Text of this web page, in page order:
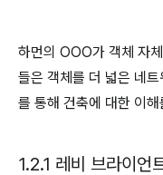
하먼의 OOO가 객체 자
들은 객체를 더 넓은 네
를 통해 건축에 대한 이
1.2.1 레비 브라이언